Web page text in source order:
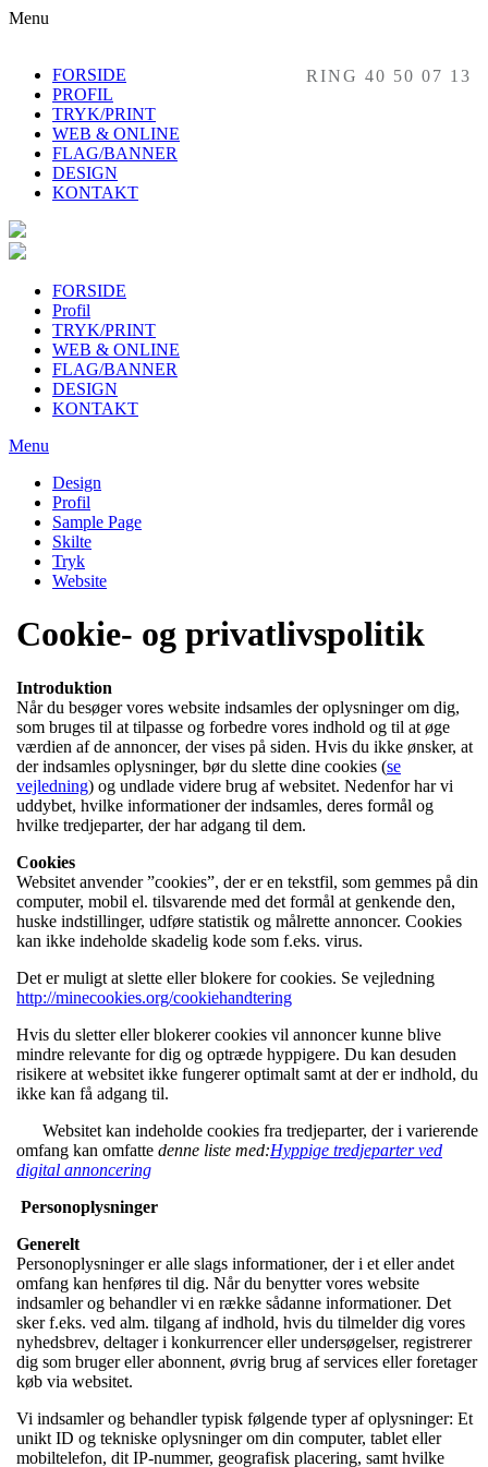
Menu
FORSIDE
PROFIL
TRYK/PRINT
WEB & ONLINE
FLAG/BANNER
DESIGN
KONTAKT
RING 40 50 07 13
FORSIDE
Profil
TRYK/PRINT
WEB & ONLINE
FLAG/BANNER
DESIGN
KONTAKT
Menu
Design
Profil
Sample Page
Skilte
Tryk
Website
Cookie- og privatlivspolitik
Introduktion
Når du besøger vores website indsamles der oplysninger om dig,
som bruges til at tilpasse og forbedre vores indhold og til at øge
værdien af de annoncer, der vises på siden. Hvis du ikke ønsker, at
der indsamles oplysninger, bør du slette dine cookies (se
vejledning) og undlade videre brug af websitet. Nedenfor har vi
uddybet, hvilke informationer der indsamles, deres formål og
hvilke tredjeparter, der har adgang til dem.
Cookies
Websitet anvender ”cookies”, der er en tekstfil, som gemmes på din
computer, mobil el. tilsvarende med det formål at genkende den,
huske indstillinger, udføre statistik og målrette annoncer. Cookies
kan ikke indeholde skadelig kode som f.eks. virus.
Det er muligt at slette eller blokere for cookies. Se vejledning
http://minecookies.org/cookiehandtering
Hvis du sletter eller blokerer cookies vil annoncer kunne blive
mindre relevante for dig og optræde hyppigere. Du kan desuden
risikere at websitet ikke fungerer optimalt samt at der er indhold, du
ikke kan få adgang til.
Websitet kan indeholde cookies fra tredjeparter, der i varierende
omfang kan omfatte denne liste med:Hyppige tredjeparter ved
digital annoncering
Personoplysninger
Generelt
Personoplysninger er alle slags informationer, der i et eller andet
omfang kan henføres til dig. Når du benytter vores website
indsamler og behandler vi en række sådanne informationer. Det
sker f.eks. ved alm. tilgang af indhold, hvis du tilmelder dig vores
nyhedsbrev, deltager i konkurrencer eller undersøgelser, registrerer
dig som bruger eller abonnent, øvrig brug af services eller foretager
køb via websitet.
Vi indsamler og behandler typisk følgende typer af oplysninger: Et
unikt ID og tekniske oplysninger om din computer, tablet eller
mobiltelefon, dit IP-nummer, geografisk placering, samt hvilke